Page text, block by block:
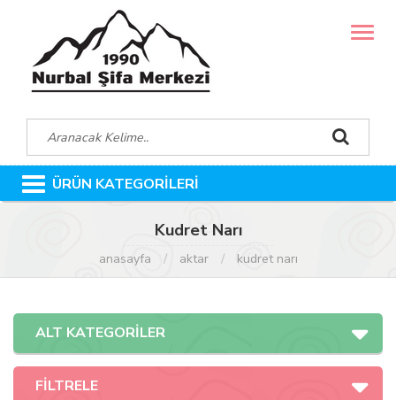
MENÜ
ÜRÜN KATEGORİLERİ
Kudret Narı
anasayfa aktar kudret narı
ALT KATEGORİLER
FİLTRELE